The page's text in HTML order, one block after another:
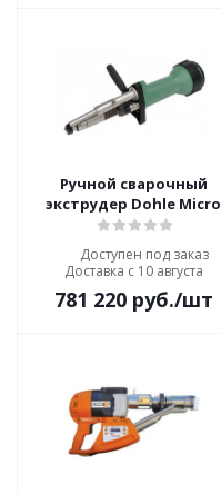
Ручной сварочный
экструдер Dohle Micro
Доступен под заказ
Доставка с 10 августа
781 220руб./шт